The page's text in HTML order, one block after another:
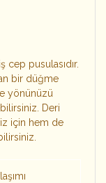
cep pusulasıdır.
bir düğme
yönünüzü
Deri
için hem de